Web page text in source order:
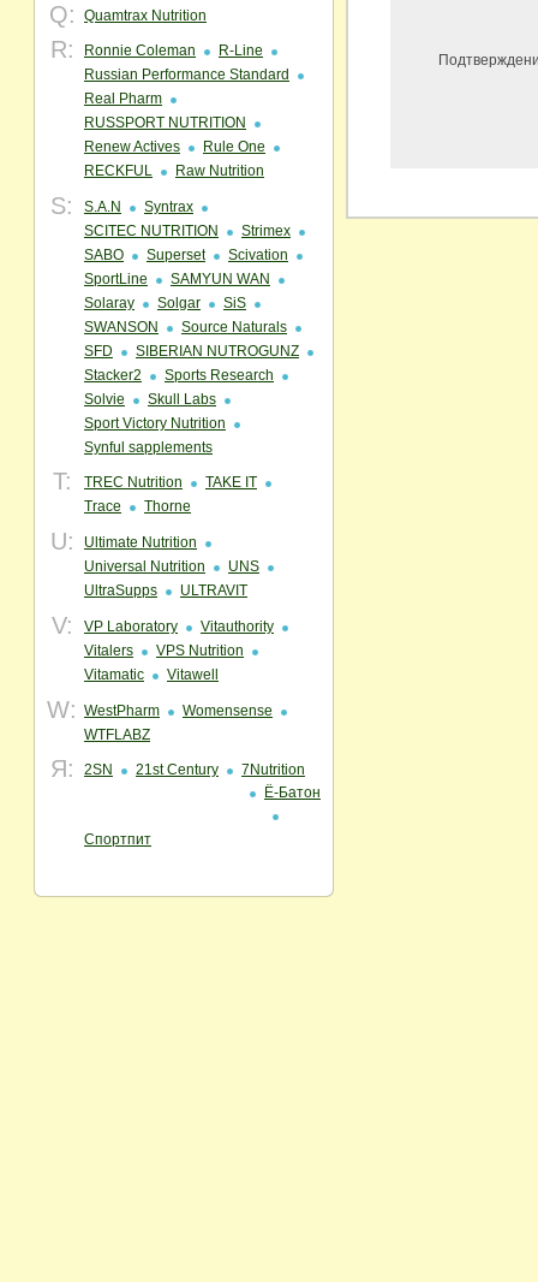
Q: Quamtrax Nutrition
R: Ronnie Coleman
R-Line
Russian Performance Standard
Real Pharm
RUSSPORT NUTRITION
Renew Actives
Rule One
RECKFUL
Raw Nutrition
S: S.A.N
Syntrax
SCITEC NUTRITION
Strimex
SABO
Superset
Scivation
SportLine
SAMYUN WAN
Solaray
Solgar
SiS
SWANSON
Source Naturals
SFD
SIBERIAN NUTROGUNZ
Stacker2
Sports Research
Solvie
Skull Labs
Sport Victory Nutrition
Synful sapplements
T: TREC Nutrition
TAKE IT
Trace
Thorne
U:
Ultimate Nutrition
Universal Nutrition
UNS
UltraSupps
ULTRAVIT
V: VP Laboratory
Vitauthority
Vitalers
VPS Nutrition
Vitamatic
Vitawell
W: WestPharm
Womensense
WTFLABZ
Я: 2SN 21st Century
7Nutrition
Ё-Батон
Спортпит